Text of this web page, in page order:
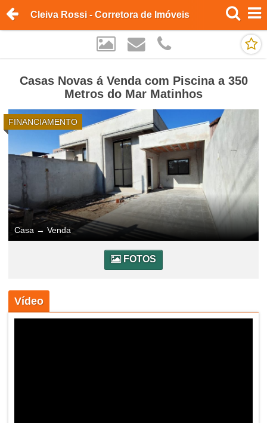
Cleiva Rossi - Corretora de Imóveis
Casas Novas á Venda com Piscina a 350
Metros do Mar Matinhos
FINANCIAMENTO
Casa → Venda
FOTOS
Vídeo